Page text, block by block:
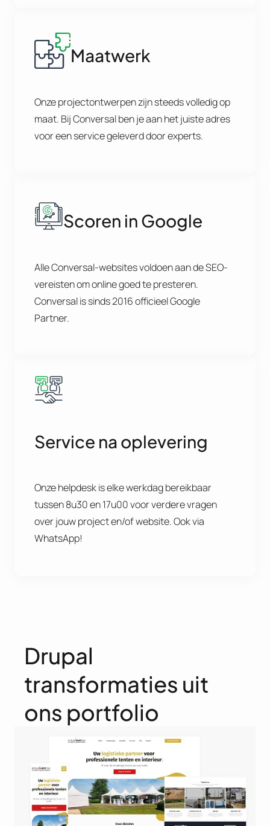
Maatwerk
Onze projectontwerpen zijn steeds volledig op
maat. Bij Conversal ben je aan het juiste adres
voor een service geleverd door experts.
Scoren in Google
Alle Conversal-websites voldoen aan de SEO-
vereisten om online goed te presteren.
Conversal is sinds 2016 officieel Google
Partner.
Service na oplevering
Onze helpdesk is elke werkdag bereikbaar
tussen 8u30 en 17u00 voor verdere vragen
over jouw project en/of website. Ook via
WhatsApp!
Drupal
transformaties uit
ons portfolio